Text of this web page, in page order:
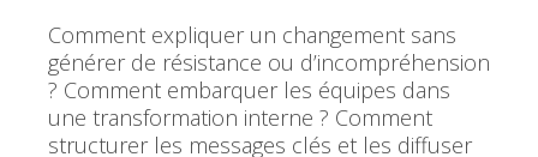
Comment expliquer un changement sans
générer de résistance ou d’incompréhension
? Comment embarquer les équipes dans
une transformation interne ? Comment
structurer les messages clés et les diffuser